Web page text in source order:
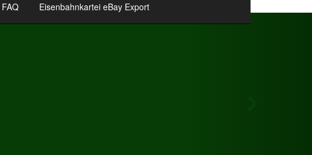
FAQ Eisenbahnkartei eBay Export